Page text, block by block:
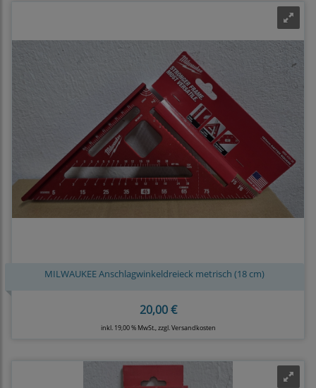
MILWAUKEE Anschlagwinkeldreieck metrisch (18 cm)
20,00 €
inkl. 19,00 % MwSt., zzgl.Versandkosten